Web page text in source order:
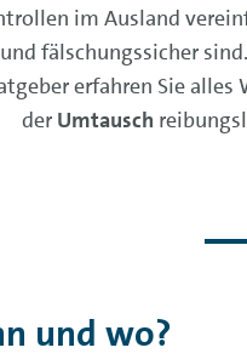
im Ausland
fälschungssicher
erfahren Sie
der Umtausch
und wo?